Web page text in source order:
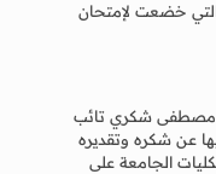
التي خضعت لإمتحان
مصطفى شكري تائب
عن شكره وتقديره
الجامعة على